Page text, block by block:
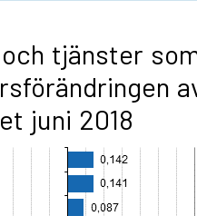
tjänster
juni 2018